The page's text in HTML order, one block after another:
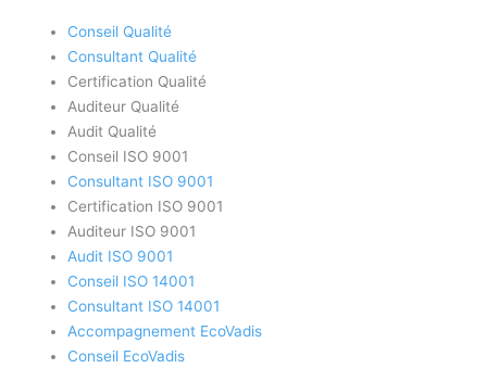
Conseil Qualité
Consultant Qualité
Certification Qualité
Auditeur Qualité
Audit Qualité
Conseil ISO 9001
Consultant ISO 9001
Certification ISO 9001
Auditeur ISO 9001
Audit ISO 9001
Conseil ISO 14001
Consultant ISO 14001
Accompagnement EcoVadis
Conseil EcoVadis